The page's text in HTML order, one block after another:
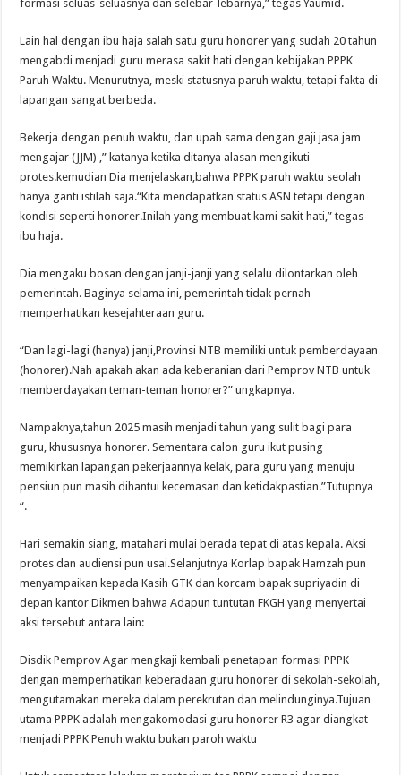
formasi seluas-seluasnya dan selebar-lebarnya,” tegas Yaumid.
Lain hal dengan ibu haja salah satu guru honorer yang sudah 20 tahun
mengabdi menjadi guru merasa sakit hati dengan kebijakan PPPK
Paruh Waktu. Menurutnya, meski statusnya paruh waktu, tetapi fakta di
lapangan sangat berbeda.
Bekerja dengan penuh waktu, dan upah sama dengan gaji jasa jam
mengajar (JJM) ,” katanya ketika ditanya alasan mengikuti
protes.kemudian Dia menjelaskan,bahwa PPPK paruh waktu seolah
hanya ganti istilah saja.“Kita mendapatkan status ASN tetapi dengan
kondisi seperti honorer.Inilah yang membuat kami sakit hati,” tegas
ibu haja.
Dia mengaku bosan dengan janji-janji yang selalu dilontarkan oleh
pemerintah. Baginya selama ini, pemerintah tidak pernah
memperhatikan kesejahteraan guru.
“Dan lagi-lagi (hanya) janji,Provinsi NTB memiliki untuk pemberdayaan
(honorer).Nah apakah akan ada keberanian dari Pemprov NTB untuk
memberdayakan teman-teman honorer?” ungkapnya.
Nampaknya,tahun 2025 masih menjadi tahun yang sulit bagi para
guru, khususnya honorer. Sementara calon guru ikut pusing
memikirkan lapangan pekerjaannya kelak, para guru yang menuju
pensiun pun masih dihantui kecemasan dan ketidakpastian.”Tutupnya
“.
Hari semakin siang, matahari mulai berada tepat di atas kepala. Aksi
protes dan audiensi pun usai.Selanjutnya Korlap bapak Hamzah pun
menyampaikan kepada Kasih GTK dan korcam bapak supriyadin di
depan kantor Dikmen bahwa Adapun tuntutan FKGH yang menyertai
aksi tersebut antara lain:
Disdik Pemprov Agar mengkaji kembali penetapan formasi PPPK
dengan memperhatikan keberadaan guru honorer di sekolah-sekolah,
mengutamakan mereka dalam perekrutan dan melindunginya.Tujuan
utama PPPK adalah mengakomodasi guru honorer R3 agar diangkat
menjadi PPPK Penuh waktu bukan paroh waktu